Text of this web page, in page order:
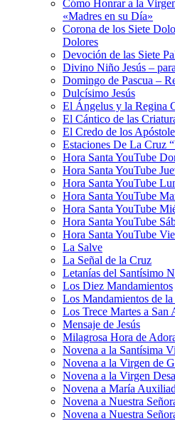
Cómo Honrar a la
«Madres en su Día»
Corona de los Siete
Dolores
Devoción de las Siete
Divino Niño Jesús –
Domingo de Pascua –
Dulcísimo Jesús
El Ángelus y la Regina
El Cántico de las
El Credo de los
Estaciones De La Cruz
Hora Santa YouTube
Hora Santa YouTube
Hora Santa YouTube
Hora Santa YouTube
Hora Santa YouTube
Hora Santa YouTube
Hora Santa YouTube
La Salve
La Señal de la Cruz
Letanías del Santísimo
Los Diez Mandamientos
Los Mandamientos de
Los Trece Martes a San
Mensaje de Jesús
Milagrosa Hora de
Novena a la Santísima
Novena a la Virgen de
Novena a la Virgen
Novena a María
Novena a Nuestra
Novena a Nuestra